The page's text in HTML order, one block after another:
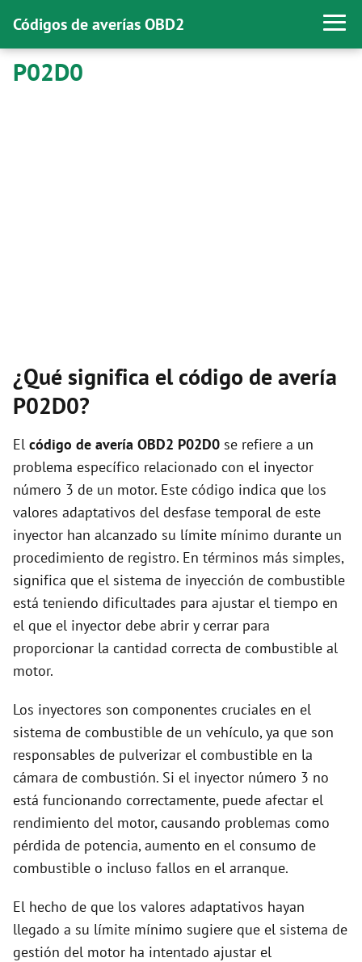
Códigos de averías OBD2
P02D0
¿Qué significa el código de avería
P02D0?
El código de avería OBD2 P02D0 se refiere a un
problema específico relacionado con el inyector
número 3 de un motor. Este código indica que los
valores adaptativos del desfase temporal de este
inyector han alcanzado su límite mínimo durante un
procedimiento de registro. En términos más simples,
significa que el sistema de inyección de combustible
está teniendo dificultades para ajustar el tiempo en
el que el inyector debe abrir y cerrar para
proporcionar la cantidad correcta de combustible al
motor.
Los inyectores son componentes cruciales en el
sistema de combustible de un vehículo, ya que son
responsables de pulverizar el combustible en la
cámara de combustión. Si el inyector número 3 no
está funcionando correctamente, puede afectar el
rendimiento del motor, causando problemas como
pérdida de potencia, aumento en el consumo de
combustible o incluso fallos en el arranque.
El hecho de que los valores adaptativos hayan
llegado a su límite mínimo sugiere que el sistema de
gestión del motor ha intentado ajustar el